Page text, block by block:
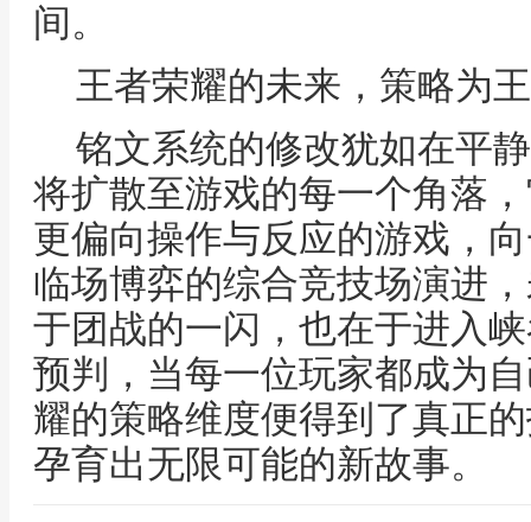
间。
王者荣耀的未来，策略为
铭文系统的修改犹如在平
将扩散至游戏的每一个角落
更偏向操作与反应的游戏，
临场博弈的综合竞技场演进
于团战的一闪，也在于进入
预判，当每一位玩家都成为
耀的策略维度便得到了真正
孕育出无限可能的新故事。